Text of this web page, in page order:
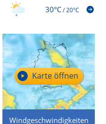
30°C/20°C
Windgeschwindigkeiten
Karte öffnen